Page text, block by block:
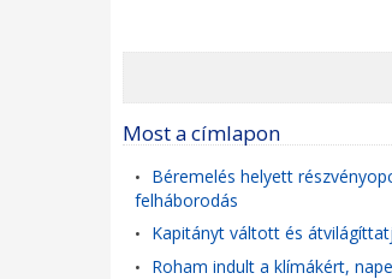
Most a címlapon
• Béremelés helyett
felháborodás
• Kapitányt váltott és
• Roham indult a klímákért,